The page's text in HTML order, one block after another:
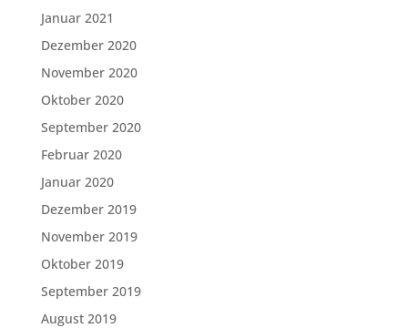
Januar 2021
Dezember 2020
November 2020
Oktober 2020
September 2020
Februar 2020
Januar 2020
Dezember 2019
November 2019
Oktober 2019
September 2019
August 2019